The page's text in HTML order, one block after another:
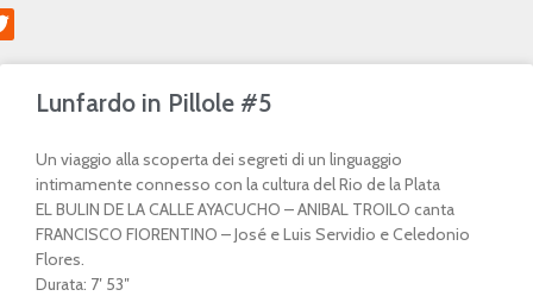
Lunfardo in Pillole #5
Un viaggio alla scoperta dei segreti di un linguaggio
intimamente connesso con la cultura del Rio de la Plata
EL BULIN DE LA CALLE AYACUCHO – ANIBAL TROILO canta
FRANCISCO FIORENTINO – José e Luis Servidio e Celedonio
Flores.
Durata: 7′ 53″